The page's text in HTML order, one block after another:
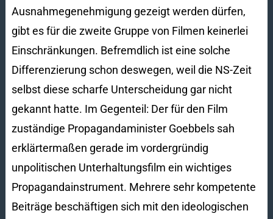
Ausnahmegenehmigung gezeigt werden dürfen,
gibt es für die zweite Gruppe von Filmen keinerlei
Einschränkungen. Befremdlich ist eine solche
Differenzierung schon deswegen, weil die NS-Zeit
selbst diese scharfe Unterscheidung gar nicht
gekannt hatte. Im Gegenteil: Der für den Film
zuständige Propagandaminister Goebbels sah
erklärtermaßen gerade im vordergründig
unpolitischen Unterhaltungsfilm ein wichtiges
Propagandainstrument. Mehrere sehr kompetente
Beiträge beschäftigen sich mit den ideologischen